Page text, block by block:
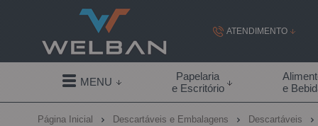
ATENDIMENTO
(19) 99855-
(19)
MENU
Papelaria
e Escritório
e
Página Inicial Descartáveis e Embalagens Descartáveis